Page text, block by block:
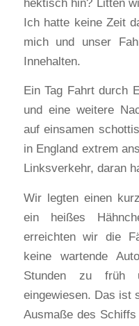
hektisch hin? Litten
Ich hatte keine Zeit
mich und unser
Innehalten.
Ein Tag Fahrt durch
und eine weitere
auf einsamen
in England extrem
Linksverkehr, daran
Wir legten einen
ein heißes
erreichten wir die
keine wartende
Stunden zu früh
eingewiesen. Das ist
Ausmaße des